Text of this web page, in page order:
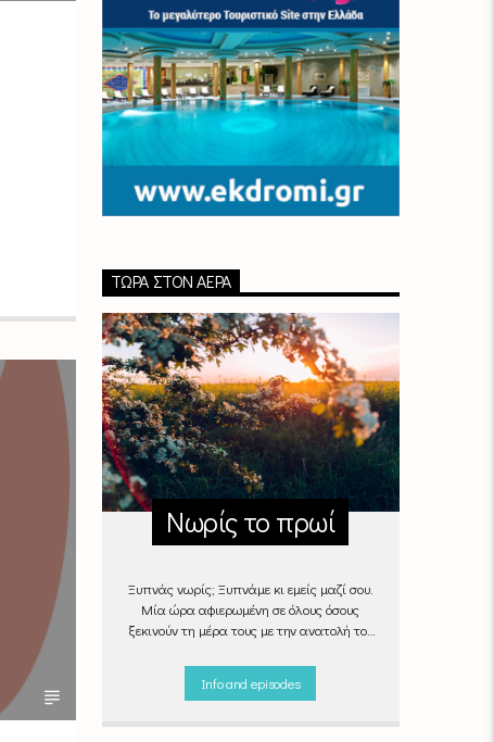
ΤΏΡΑ ΣΤΟΝ ΑΈΡΑ
Νωρίς το πρωί
Ξυπνάς νωρίς; Ξυπνάμε κι εμείς μαζί σου.
Μία ώρα αφιερωμένη σε όλους όσους
ξεκινούν τη μέρα τους με την ανατολή του
την πρωινή ρουτίνα πιο ευχάριστη!
"Νωρίς το πρωί" καθημερινά
107 FM
Info and episodes